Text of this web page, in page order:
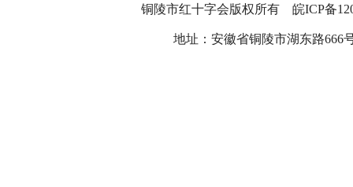
铜陵市红十字会版权所有 皖ICP备
地址：安徽省铜陵市湖东路666